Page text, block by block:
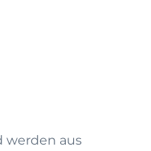
werden aus